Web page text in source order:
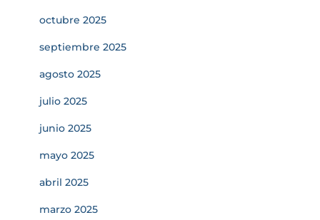
octubre 2025
septiembre 2025
agosto 2025
julio 2025
junio 2025
mayo 2025
abril 2025
marzo 2025